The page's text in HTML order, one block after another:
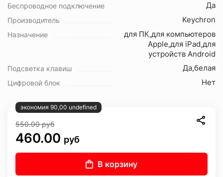
Беспроводное подключение Да
Производитель Keychron
Назначение
для ПК,для компьютеров
Apple,для iPad,для
устройств Android
Подсветка клавиш Да,белая
Цифровой блок Нет
экономия 90,00 undefined
550.00руб
460.00 руб
В корзину